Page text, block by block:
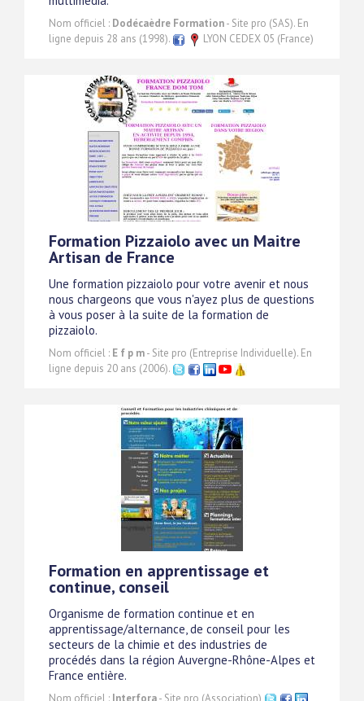
Nom officiel : Dodécaèdre Formation- Site pro (SAS). En
ligne depuis 28 ans (1998).
LYON CEDEX 05 (France)
Formation Pizzaiolo avec un Maitre
Artisan de France
Une formation pizzaiolo pour votre avenir et nous
nous chargeons que vous n'ayez plus de questions
à vous poser à la suite de la formation de
pizzaiolo.
Nom officiel : E f p m- Site pro (Entreprise Individuelle). En
ligne depuis 20 ans (2006).
Formation en apprentissage et
continue, conseil
Organisme de formation continue et en
apprentissage/alternance, de conseil pour les
secteurs de la chimie et des industries de
procédés dans la région Auvergne-Rhône-Alpes et
France entière.